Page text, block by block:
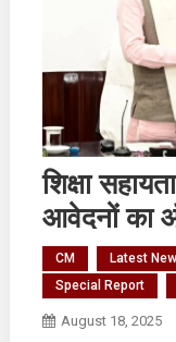
शिक्षा
आवेदनों का
CM Latest
Special Report
August 18, 2025